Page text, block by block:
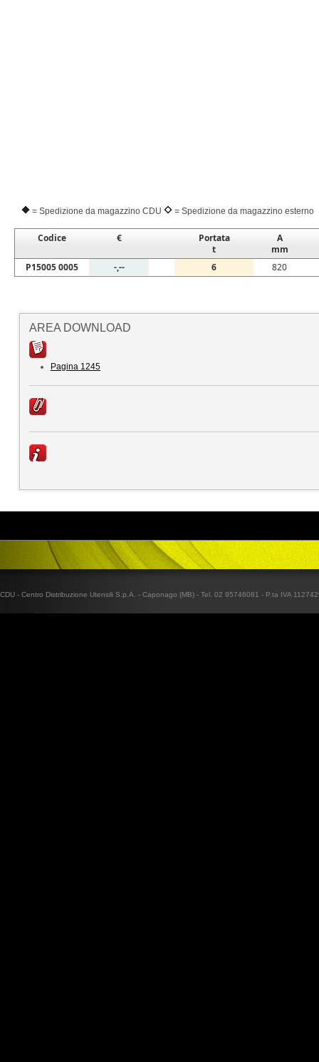
= Spedizione da magazzino CDU = Spedizione da magazzino esterno
Codice €
Portata
t
A
mm
P15005 0005
-,-- 6 820
AREA DOWNLOAD
Pagina 1245
CDU - Centro Distribuzione Utensili S.p.A. - Caponago (MB) - Tel. 02 95746081 - P.ta IVA